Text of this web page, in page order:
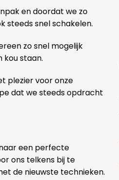
en doordat we zo
steeds snel schakelen.
zo snel mogelijk
kou staan.
plezier voor onze
dat we steeds opdracht
een perfecte
ons telkens bij te
de nieuwste technieken.